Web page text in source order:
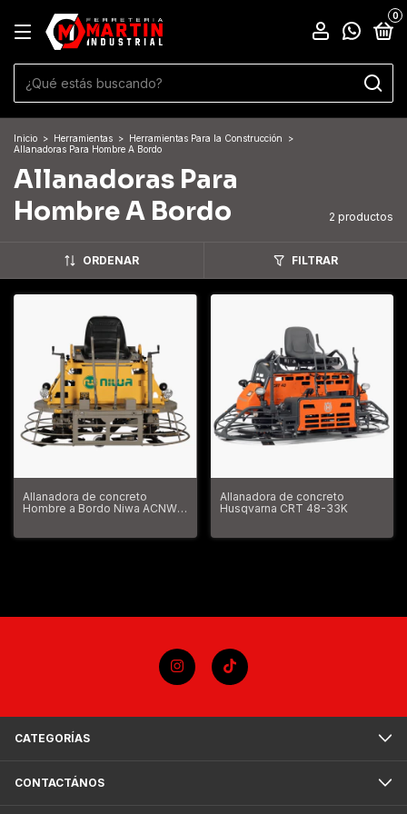
0
Inicio > Herramientas > Herramientas Para la Construcción
>
Allanadoras Para Hombre A Bordo
Allanadoras Para
Hombre A Bordo
2 productos
ORDENAR FILTRAR
Allanadora de concreto
Hombre a Bordo Niwa ACNW-
Allanadora de concreto
Husqvarna CRT 48-33K
CATEGORÍAS
CONTACTÁNOS